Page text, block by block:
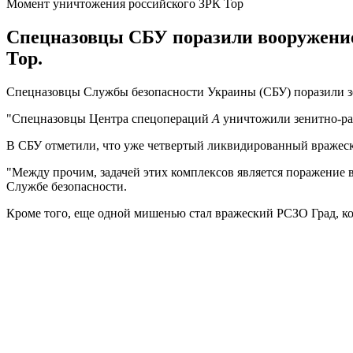
Момент уничтожения российского ЗРК Тор
Спецназовцы СБУ поразили
Тор.
Спецназовцы Службы безопасности Украины (СБУ) поразили
"Спецназовцы Центра спецопераций А уничтожили зенитно-
В СБУ отметили, что уже четвертый ликвидированный
"Между прочим, задачей этих комплексов является
Службе безопасности.
Кроме того, еще одной мишенью стал вражеский РСЗО Град,